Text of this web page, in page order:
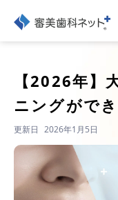
【2026年】
ニングがで
更新日 2026年1月5日